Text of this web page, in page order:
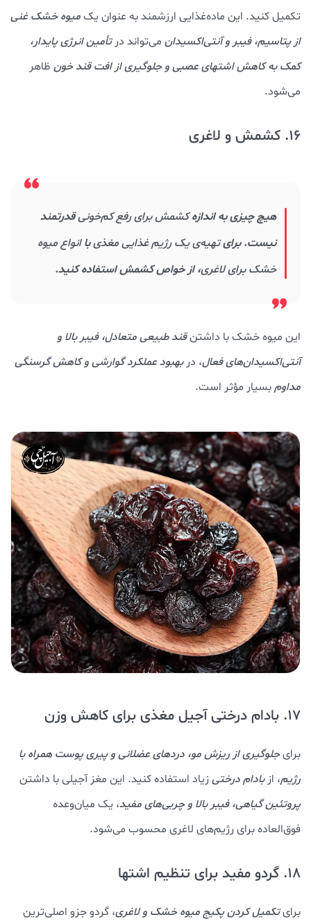
تکمیل کنید. این ماده‌غذایی ارزشمند به عنوان یکمیوه خشک غنی
از پتاسیم، فیبر و آنتی‌اکسیدان می‌تواند درتأمین انرژی پایدار،
کمک به کاهش اشتهای عصبی و جلوگیری از افت قند خون ظاهر
می‌شود.
16. کشمش و لاغری
هیچ چیزی به اندازهکشمش برای رفع کم‌خونیقدرتمند
نیست. برایتهیه‌ی یک رژیم غذایی مغذیباانواع میوه
خشک برای لاغری، از خواص کشمش استفاده کنید.
این میوه خشک با داشتنقند طبیعی متعادل، فیبر بالا و
آنتی‌اکسیدان‌های فعال، دربهبود عملکرد گوارشی و کاهش گرسنگی
مداومبسیار مؤثر است.
17. بادام درختی آجیل مغذی برای کاهش وزن
برایجلوگیری از ریزش مو، دردهای عضلانی و پیری پوست همراه با
رژیم، ازبادام درختی زیاد استفاده کنید. این مغز آجیلی با داشتن
پروتئین گیاهی، فیبر بالا و چربی‌های مفید، یک میان‌وعده
فوق‌العاده برای رژیم‌های لاغری محسوب می‌شود.
18. گردو مفید برای تنظیم اشتها
برایتکمیل کردن پکیج میوه خشک و لاغری، گردو جزو اصلی‌ترین‌